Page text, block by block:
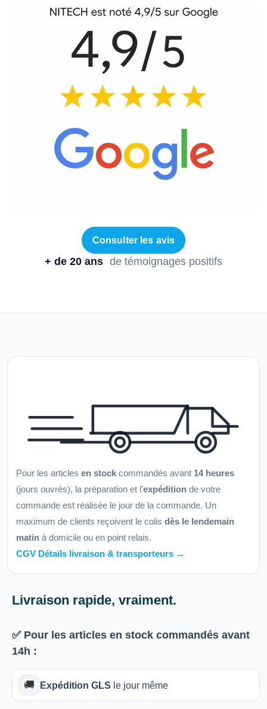
Consulter les avis
+ de 20 ans de témoignages positifs
Pour les articles en stock commandés avant 14 heures
(jours ouvrés), la préparation et l'expédition de votre
commande est réalisée le jour de la commande. Un
maximum de clients reçoivent le colis dès le lendemain
matin à domicile ou en point relais.
CGV Détails livraison & transporteurs →
Livraison rapide, vraiment.
✅ Pour les articles en stock commandés avant
14h :
🚚 Expédition GLS le jour même